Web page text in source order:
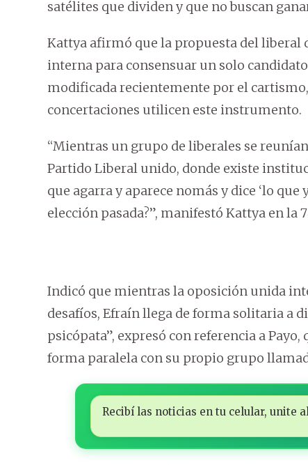
satélites que dividen y que no buscan
Kattya afirmó que la propuesta del liberal
interna para consensuar un solo
modificada recientemente por el
concertaciones utilicen este instrumento.
“Mientras un grupo de liberales se
Partido Liberal unido, donde existe
que agarra y aparece nomás y dice ‘lo que
elección pasada?”, manifestó Kattya en la
Indicó que mientras la oposición unida
desafíos, Efraín llega de forma solitaria a
psicópata”, expresó con referencia a
forma paralela con su propio grupo
Recibí las noticias en tu celular, unite